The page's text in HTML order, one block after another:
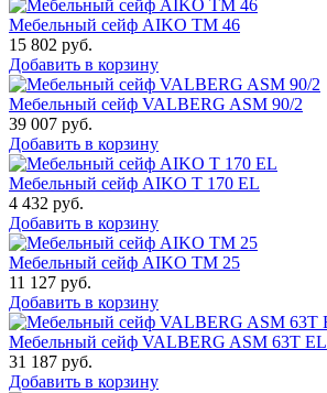
Мебельный сейф AIKO ТМ 46
15 802 руб.
Добавить в корзину
Мебельный сейф VALBERG ASM 90/2
39 007 руб.
Добавить в корзину
Мебельный сейф AIKO T 170 EL
4 432 руб.
Добавить в корзину
Мебельный сейф AIKO TM 25
11 127 руб.
Добавить в корзину
Мебельный сейф VALBERG ASM 63T EL
31 187 руб.
Добавить в корзину